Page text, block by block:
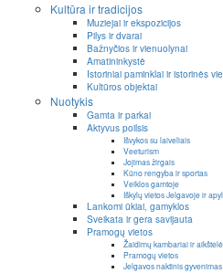
Kultūra ir tradicijos
Muziejai ir ekspozicijos
Pilys ir dvarai
Bažnyčios ir vienuolynai
Amatininkystė
Istoriniai paminklai ir istorinės
Kultūros objektai
Nuotykis
Gamta ir parkai
Aktyvus poilsis
Išvykos su laiveliais
Veeturism
Jojimas žirgais
Kūno rengyba ir sportas
Veiklos gamtoje
Iškylų vietos Jelgavoje ir
Lankomi ūkiai, gamyklos
Sveikata ir gera savijauta
Pramogų vietos
Žaidimų kambariai ir
Pramogų vietos
Jelgavos naktinis gyvenimas